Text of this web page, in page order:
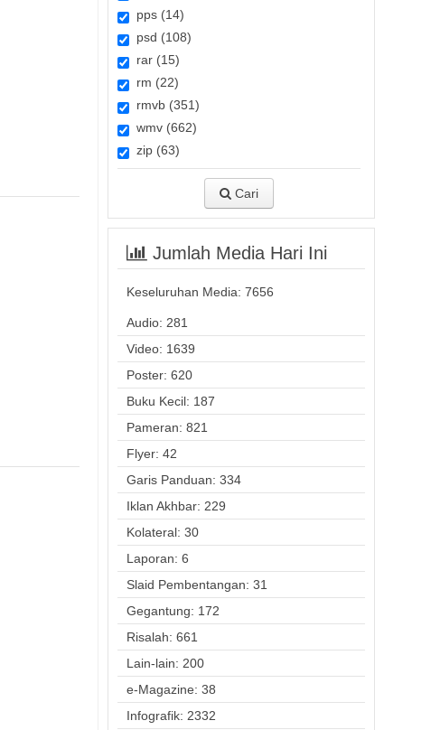
pps (14)
psd (108)
rar (15)
rm (22)
rmvb (351)
wmv (662)
zip (63)
Cari
Jumlah Media Hari Ini
Keseluruhan Media: 7656
Audio: 281
Video: 1639
Poster: 620
Buku Kecil: 187
Pameran: 821
Flyer: 42
Garis Panduan: 334
Iklan Akhbar: 229
Kolateral: 30
Laporan: 6
Slaid Pembentangan: 31
Gegantung: 172
Risalah: 661
Lain-lain: 200
e-Magazine: 38
Infografik: 2332